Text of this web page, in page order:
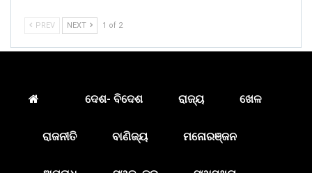
PREV NEXT 1 of 2
ଦେଶ- ବିଦେଶ ରାଜ୍ୟ ଖେଳ
ରାଜନୀତି ବାଣିଜ୍ୟ ମନୋରଞ୍ଜନ